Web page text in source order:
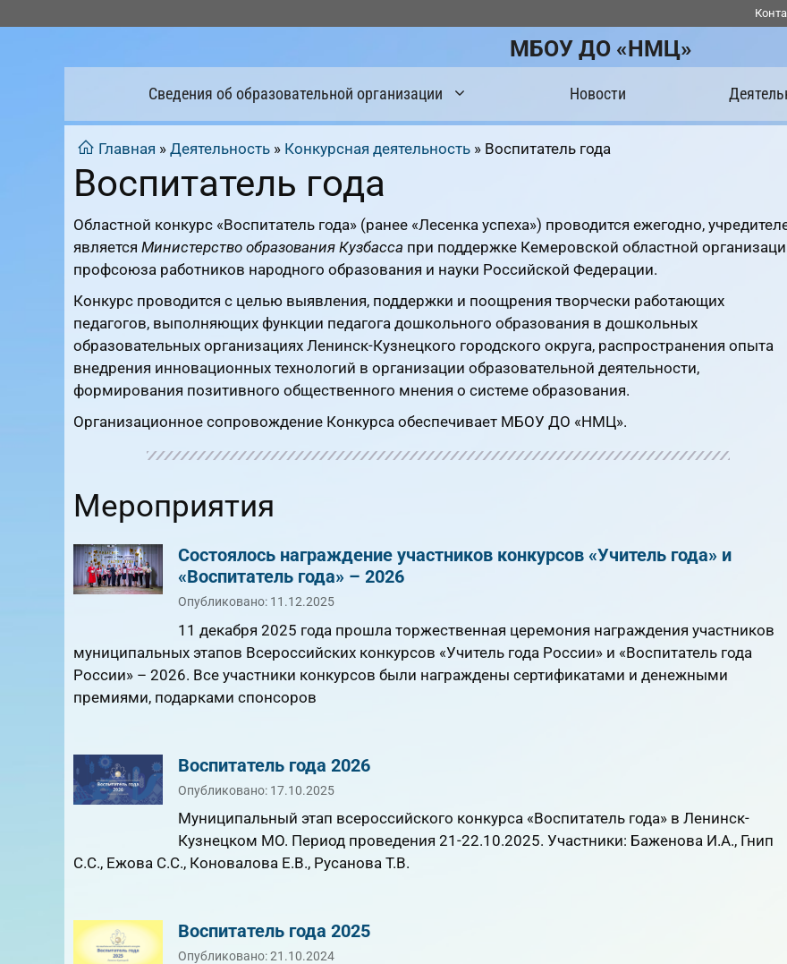
к
МБОУ ДО «НМЦ»
Сведения об образовательной организации Новости
Главная »Деятельность » Конкурсная деятельность » Воспитатель года
Воспитатель года
Областной конкурс «Воспитатель года» (ранее «Лесенка успеха») проводится ежегодно,
является Министерство образования Кузбасса при поддержке Кемеровской областной
профсоюза работников народного образования и науки Российской Федерации.
Конкурс проводится с целью выявления, поддержки и поощрения творчески работающих
педагогов, выполняющих функции педагога дошкольного образования в дошкольных
образовательных организациях Ленинск-Кузнецкого городского округа, распространения опыта
внедрения инновационных технологий в организации образовательной деятельности,
формирования позитивного общественного мнения о системе образования.
Организационное сопровождение Конкурса обеспечивает МБОУ ДО «НМЦ».
Мероприятия
Состоялось награждение участников конкурсов «Учитель года» и
«Воспитатель года» – 2026
Опубликовано: 11.12.2025
11 декабря 2025 года прошла торжественная церемония награждения участников
муниципальных этапов Всероссийских конкурсов «Учитель года России» и «Воспитатель года
России» – 2026. Все участники конкурсов были награждены сертификатами и денежными
премиями, подарками спонсоров
Воспитатель года 2026
Опубликовано: 17.10.2025
Муниципальный этап всероссийского конкурса «Воспитатель года» в Ленинск-
Кузнецком МО. Период проведения 21-22.10.2025. Участники: Баженова И.А., Гнип
С.С., Ежова С.С., Коновалова Е.В., Русанова Т.В.
Воспитатель года 2025
Опубликовано: 21.10.2024